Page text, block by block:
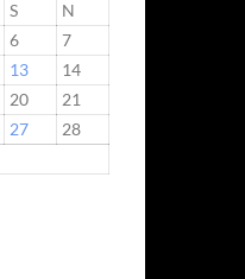
S
N
6
7
13
14
20
21
27
28